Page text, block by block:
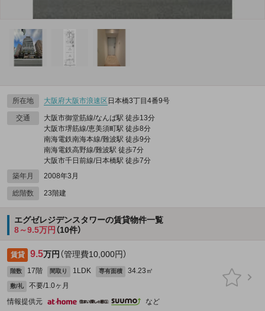
所在地 大阪府大阪市浪速区 日本橋3丁目4番9号
交通
大阪市御堂筋線/なんば駅 徒歩13分
大阪市堺筋線/恵美須町駅 徒歩8分
南海電鉄南海本線/難波駅 徒歩9分
南海電鉄高野線/難波駅 徒歩7分
大阪市千日前線/日本橋駅 徒歩7分
築年月
2008年3月
総階数 23階建
エグゼレジデンスタワーの賃貸物件一覧
8～9.5万円 （10件）
賃貸 9.5万円 （管理費10,000円）
階数 17階 間取り 1LDK 専有面積 34.23㎡
敷/礼
不要/1.0ヶ月
情報提供元
など